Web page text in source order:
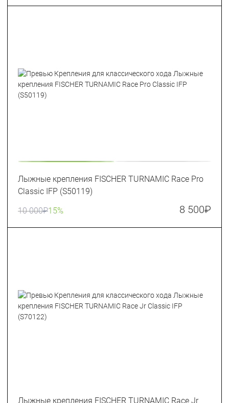
Лыжные крепления FISCHER TURNAMIC Race Pro
Classic IFP (S50119)
10 000₽15% 8 500₽
Лыжные крепления FISCHER TURNAMIC Race Jr